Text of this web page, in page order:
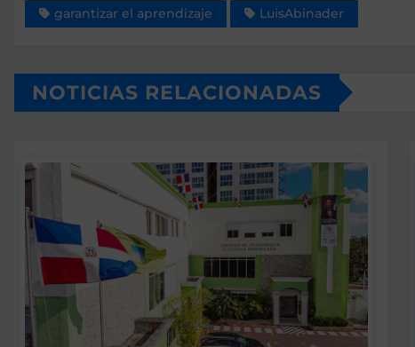
garantizar el aprendizaje LuisAbinader
NOTICIAS RELACIONADAS